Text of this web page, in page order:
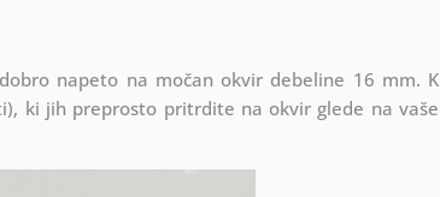
napeto na močan okvir debeline 16 mm. K
ki jih preprosto pritrdite na okvir glede na vaše